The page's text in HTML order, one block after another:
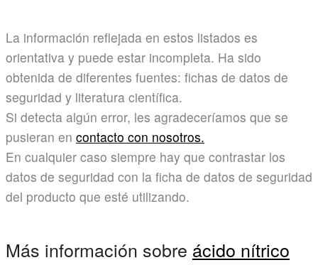
La información reflejada en estos listados es
orientativa y puede estar incompleta. Ha sido
obtenida de diferentes fuentes: fichas de datos de
seguridad y literatura científica.
Si detecta algún error, les agradeceríamos que se
pusieran en contacto con nosotros.
En cualquier caso siempre hay que contrastar los
datos de seguridad con la ficha de datos de seguridad
del producto que esté utilizando.
Más información sobre ácido nítrico